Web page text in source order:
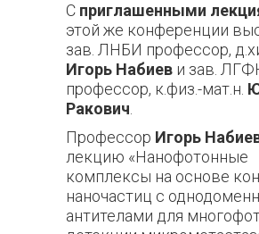
С приглашенными
этой же конференции
зав. ЛНБИ профессор,
Игорь Набиев и зав.
профессор, к.физ.-мат.н.
Ракович
Профессор Игорь
лекцию «Нанофотонные
комплексы на основе
наночастиц с
антителами для